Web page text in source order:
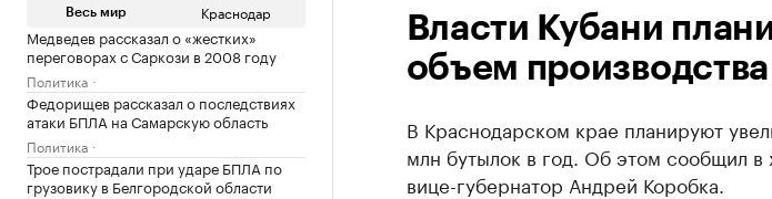
Весь мир Краснодар
Медведев рассказал о «жестких»
переговорах с Саркози в 2008 году
Политика
Федорищев рассказал о последствиях
атаки БПЛА на Самарскую область
Политика
Трое пострадали при ударе БПЛА по
грузовику в Белгородской области
Власти Кубани
объем производства
В Краснодарском крае планируют
млн бутылок в год. Об этом сообщил
вице-губернатор Андрей Коробка.